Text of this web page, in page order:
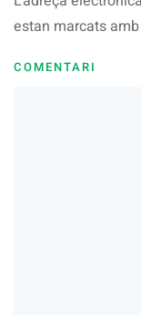
estan marcats amb
COMENTARI